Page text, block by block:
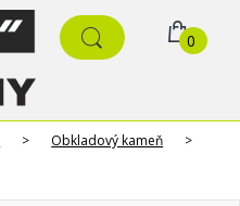
0
> Obkladový kameň >